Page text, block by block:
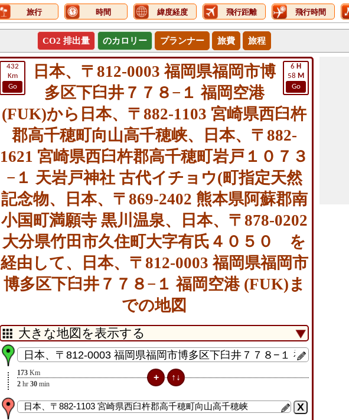
旅行 時間 緯度経度 飛行距離 飛行時間
CO2 排出量 のカロリー プランナー 旅費 旅程
432
Km
Go
6 H
58 M
Go
日本、〒812-0003 福岡県福岡市博
多区下臼井７７８−１ 福岡空港
(FUK)から日本、〒882-1103 宮崎県西臼杵
郡高千穂町向山高千穂峡、日本、〒882-
1621 宮崎県西臼杵郡高千穂町岩戸１０７３
−１ 天岩戸神社 古代イチョウ(町指定天然
記念物、日本、〒869-2402 熊本県阿蘇郡南
小国町満願寺 黒川温泉、日本、〒878-0202
大分県竹田市久住町大字有氏４０５０ を
経由して、日本、〒812-0003 福岡県福岡市
博多区下臼井７７８−１ 福岡空港 (FUK)ま
での地図
173 Km
2 hr 30 min